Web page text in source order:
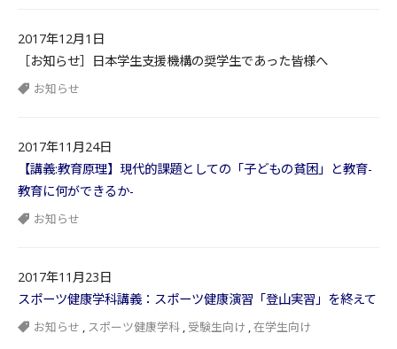
2017年12月1日
［お知らせ］日本学生支援機構の奨学生であった皆様へ
お知らせ
2017年11月24日
【講義:教育原理】現代的課題としての「子どもの貧困」と教育-
教育に何ができるか-
お知らせ
2017年11月23日
スポーツ健康学科講義：スポーツ健康演習「登山実習」を終えて
お知らせ , スポーツ健康学科 , 受験生向け ,在学生向け